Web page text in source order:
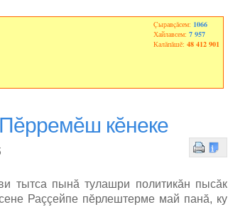
Çыравçăсем: 1066
Хайлавсем: 7 957
Калăпăшĕ: 48 412 901
кĕнеке
тытса пынă тулашри политикăн пысăк
Раççейпе пĕрлештерме май панă, ку